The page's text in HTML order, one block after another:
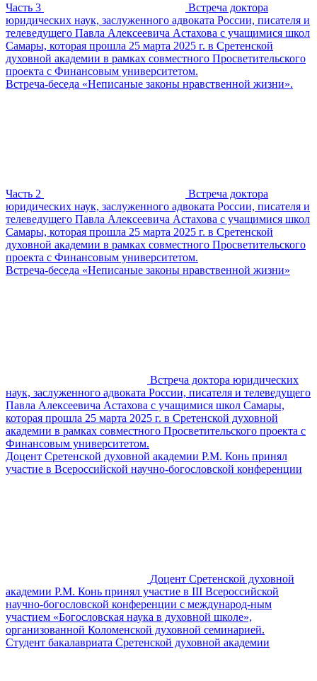
Часть 3
Встреча доктора
юридических наук, заслуженного адвоката России, писателя и
телеведущего Павла Алексеевича Астахова с учащимися школ
Самары, которая прошла 25 марта 2025 г. в Сретенской
духовной академии в рамках совместного Просветительского
проекта с Финансовым университетом.
Встреча-беседа «Неписаные законы нравственной жизни».
Часть 2
Встреча доктора
юридических наук, заслуженного адвоката России, писателя и
телеведущего Павла Алексеевича Астахова с учащимися школ
Самары, которая прошла 25 марта 2025 г. в Сретенской
духовной академии в рамках совместного Просветительского
проекта с Финансовым университетом.
Встреча-беседа «Неписаные законы нравственной жизни»
Встреча доктора юридических
наук, заслуженного адвоката России, писателя и телеведущего
Павла Алексеевича Астахова с учащимися школ Самары,
которая прошла 25 марта 2025 г. в Сретенской духовной
академии в рамках совместного Просветительского проекта с
Финансовым университетом.
Доцент Сретенской духовной академии Р.М. Конь принял
участие в Всероссийской научно-богословской конференции
Доцент Сретенской духовной
академии Р.М. Конь принял участие в III Всероссийской
научно-богословской конференции с международ-ным
участием «Богословская наука в духовной школе»,
организованной Коломенской духовной семинарией.
Студент бакалавриата Сретенской духовной академии